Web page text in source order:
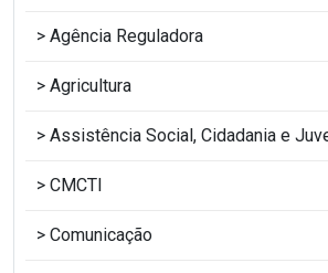
Agência Reguladora
Agricultura
Assistência Social, Cidadania e
CMCTI
Comunicação